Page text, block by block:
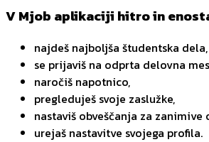
V Mjob aplikaciji hitro in
najdeš najboljša študentska dela,
se prijaviš na odprta delovna
naročiš napotnico,
pregleduješ svoje zaslužke,
nastaviš obveščanja za zanimive
urejaš nastavitve svojega profila.